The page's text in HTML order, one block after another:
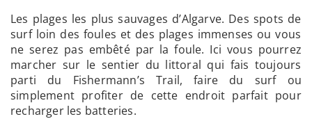
Les plages les plus sauvages d’Algarve. Des spots de
surf loin des foules et des plages immenses ou vous
ne serez pas embêté par la foule. Ici vous pourrez
marcher sur le sentier du littoral qui fais toujours
parti du Fishermann’s Trail, faire du surf ou
simplement profiter de cette endroit parfait pour
recharger les batteries.